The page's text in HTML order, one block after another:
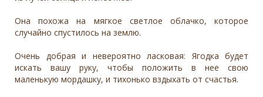
Она похожа на мягкое светлое облачко, которое
случайно спустилось на землю.
Очень добрая и невероятно ласковая: Ягодка будет
искать вашу руку, чтобы положить в нее свою
маленькую мордашку, и тихонько вздыхать от счастья.